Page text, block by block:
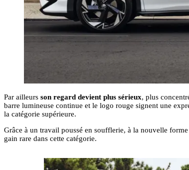
Par ailleurs son regard devient plus sérieux, plus
barre lumineuse continue et le logo rouge signent une
la catégorie supérieure.
Grâce à un travail poussé en soufflerie, à la nouvelle
gain rare dans cette catégorie.